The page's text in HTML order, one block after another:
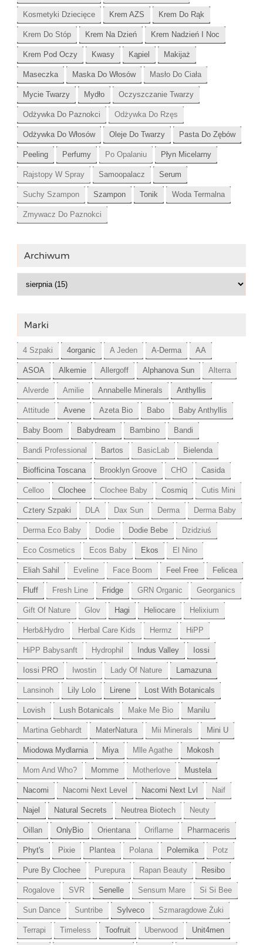
Kosmetyki Dziecięce Krem AZS Krem Do Rąk
Krem Do Stóp Krem Na Dzień Krem Nadzień I Noc
Krem Pod Oczy Kwasy Kąpiel Makijaż
Maseczka Maska Do Włosów Masło Do Ciała
Mycie Twarzy Mydło Oczyszczanie Twarzy
Odżywka Do Paznokci Odżywka Do Rzęs
Odżywka Do Włosów Oleje Do Twarzy Pasta Do Zębów
Peeling Perfumy Po Opalaniu Płyn Micelarny
Rajstopy W Spray Samoopalacz Serum
Suchy Szampon Szampon Tonik Woda Termalna
Zmywacz Do Paznokci
Archiwum
Marki
4 Szpaki 4organic A Jeden A-Derma AA
ASOA Alkemie Allergoff Alphanova Sun Alterra
Alverde Amilie Annabelle Minerals Anthyllis
Attitude Avene Azeta Bio Babo Baby Anthyllis
Baby Boom Babydream Bambino Bandi
Bandi Professional Bartos BasicLab Bielenda
Biofficina Toscana Brooklyn Groove CHO Casida
Celloo Clochee Clochee Baby Cosmiq Cutis Mini
Cztery Szpaki DLA Dax Sun Derma Derma Baby
Derma Eco Baby Dodie Dodie Bebe Dzidziuś
Eco Cosmetics Ecos Baby Ekos El Nino
Eliah Sahil Eveline Face Boom Feel Free Felicea
Fluff Fresh Line Fridge GRN Organic Georganics
Gift Of Nature Glov Hagi Heliocare Helixium
Herb&Hydro Herbal Care Kids Hermz HiPP
HiPP Babysanft Hydrophil Indus Valley Iossi
Iossi PRO Iwostin Lady Of Nature Lamazuna
Lansinoh Lily Lolo Lirene Lost With Botanicals
Lovish Lush Botanicals Make Me Bio Manilu
Martina Gebhardt MaterNatura Mii Minerals Mini U
Miodowa Mydlarnia Miya Mlle Agathe Mokosh
Mom And Who? Momme Motherlove Mustela
Nacomi Nacomi Next Level Nacomi Next Lvl Naif
Najel Natural Secrets Neutrea Biotech Neuty
Oillan OnlyBio Orientana Oriflame Pharmaceris
Phyt's Pixie Plantea Polana Polemika Potz
Pure By Clochee Purepura Rapan Beauty Resibo
Rogalove SVR Senelle Sensum Mare Si Si Bee
Sun Dance Suntribe Sylveco Szmaragdowe Żuki
Terrapi Timeless Toofruit Uberwood Unit4men